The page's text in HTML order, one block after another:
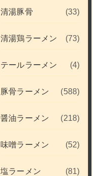
清湯豚骨 (33)
清湯鶏ラーメン (73)
テールラーメン (4)
豚骨ラーメン (588)
醤油ラーメン (218)
味噌ラーメン (52)
塩ラーメン (81)